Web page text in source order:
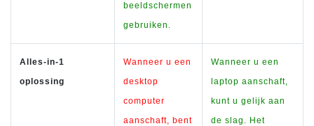
beeldschermen
gebruiken.
Alles-in-1
oplossing
Wanneer u een
desktop
computer
aanschaft, bent
Wanneer u een
laptop aanschaft,
kunt u gelijk aan
de slag. Het